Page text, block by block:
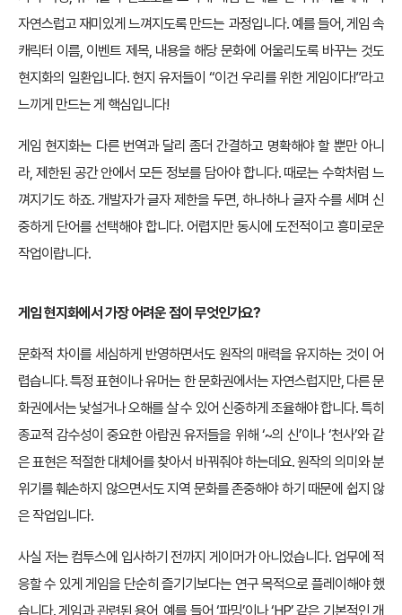
자연스럽고 재미있게 느껴지도록 만드는 과정입니다. 예를 들어, 게임 속
캐릭터 이름, 이벤트 제목, 내용을 해당 문화에 어울리도록 바꾸는 것도
현지화의 일환입니다. 현지 유저들이 “이건 우리를 위한 게임이다!”라고
느끼게 만드는 게 핵심입니다!
게임 현지화는 다른 번역과 달리 좀더 간결하고 명확해야 할 뿐만 아니
라, 제한된 공간 안에서 모든 정보를 담아야 합니다. 때로는 수학처럼 느
껴지기도 하죠. 개발자가 글자 제한을 두면, 하나하나 글자 수를 세며 신
중하게 단어를 선택해야 합니다. 어렵지만 동시에 도전적이고 흥미로운
작업이랍니다.
게임 현지화에서 가장 어려운 점이 무엇인가요?
문화적 차이를 세심하게 반영하면서도 원작의 매력을 유지하는 것이 어
렵습니다. 특정 표현이나 유머는 한 문화권에서는 자연스럽지만, 다른 문
화권에서는 낯설거나 오해를 살 수 있어 신중하게 조율해야 합니다. 특히
종교적 감수성이 중요한 아랍권 유저들을 위해 ‘~의 신’이나 ‘천사’와 같
은 표현은 적절한 대체어를 찾아서 바꿔줘야 하는데요. 원작의 의미와 분
위기를 훼손하지 않으면서도 지역 문화를 존중해야 하기 때문에 쉽지 않
은 작업입니다.
사실 저는 컴투스에 입사하기 전까지 게이머가 아니었습니다. 업무에 적
응할 수 있게 게임을 단순히 즐기기보다는 연구 목적으로 플레이해야 했
습니다. 게임과 관련된 용어, 예를 들어 ‘파밍’이나 ‘HP’ 같은 기본적인 개